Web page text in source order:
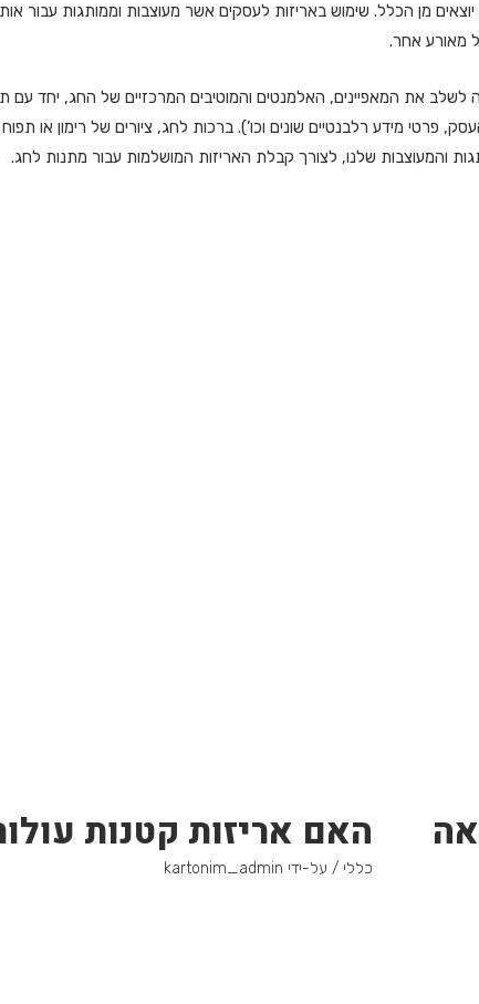
מן הכלל. שימוש באריזות לעסקים אשר מעוצבות וממותגות עבור
מאורע אחר.
את המאפיינים, האלמנטים והמוטיבים המרכזיים של החג, יחד עם
מידע רלבנטיים שונים וכו’). ברכות לחג, ציורים של רימון או
והמעוצבות שלנו, לצורך קבלת האריזות המושלמות עבור מתנות לחג.
האם אריזות קטנות
כללי / על-ידי kartonim_admin